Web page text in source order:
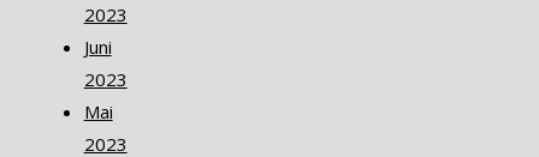
2023
Juni
2023
Mai
2023